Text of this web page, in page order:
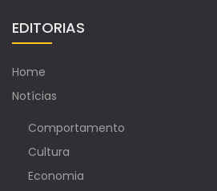
EDITORIAS
Home
Notícias
Comportamento
Cultura
Economia